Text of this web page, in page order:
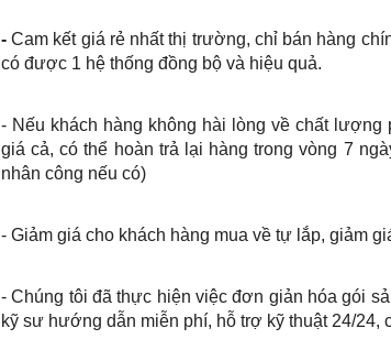
-Cam kết giá rẻ nhất thị trường, chỉ bán hàng
có được 1 hệ thống đồng bộ và hiệu quả.
- Nếu khách hàng không hài lòng về chất
giá cả, có thể hoàn trả lại hàng trong vòng 7
nhân công nếu có)
- Giảm giá cho khách hàng mua về tự lắp, giảm
- Chúng tôi đã thực hiện việc đơn giản hóa gói
kỹ sư hướng dẫn miễn phí, hỗ trợ kỹ thuật 24/24,